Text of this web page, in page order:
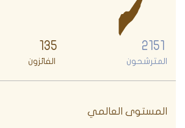
2151
135
المترشحون الفائزون
المستوى العالمي